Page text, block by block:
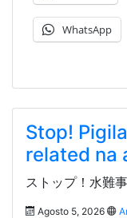
WhatsApp
Stop!
related na
ストップ！水難
Agosto 5, 2026